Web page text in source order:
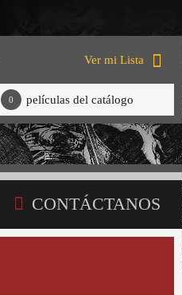
Ver mi Lista
0 películas del catálogo
CONTÁCTANOS